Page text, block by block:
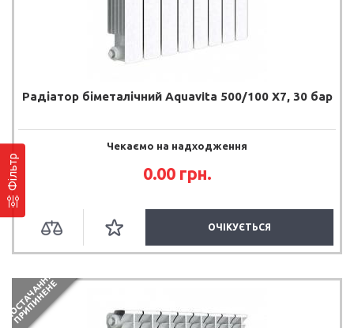
Фільтр
Радіатор біметалічний Aquavita 500/100 X7, 30 бар
Чекаємо на надходження
0.00 грн.
ОЧІКУЄТЬСЯ
П
О
С
Т
А
Ч
А
Н
Н
Я
П
Р
И
П
И
Н
Е
Н
Е